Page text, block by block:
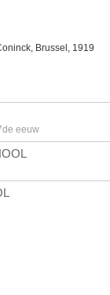
Brussel, 1919
eeuw